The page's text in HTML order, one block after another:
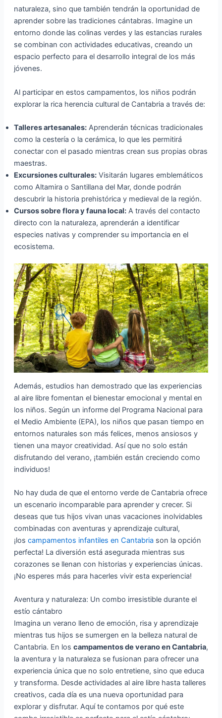
naturaleza, sino que también tendrán la oportunidad de
aprender sobre las tradiciones cántabras. Imagine un
entorno donde las colinas verdes y las estancias rurales
se combinan con actividades educativas, creando un
espacio perfecto para el desarrollo integral de los más
jóvenes.
Al participar en estos campamentos, los niños podrán
explorar la rica herencia cultural de Cantabria a través de:
Talleres artesanales:Aprenderán técnicas tradicionales
como la cestería o la cerámica, lo que les permitirá
conectar con el pasado mientras crean sus propias obras
maestras.
Excursiones culturales:Visitarán lugares emblemáticos
como Altamira o Santillana del Mar, donde podrán
descubrir la historia prehistórica y medieval de la región.
Cursos sobre flora y fauna local:A través del contacto
directo con la naturaleza, aprenderán a identificar
especies nativas y comprender su importancia en el
ecosistema.
Además, estudios han demostrado que las experiencias
al aire libre fomentan el bienestar emocional y mental en
los niños. Según un informe del Programa Nacional para
el Medio Ambiente (EPA), los niños que pasan tiempo en
entornos naturales son más felices, menos ansiosos y
tienen una mayor creatividad. Así que no solo están
disfrutando del verano, ¡también están creciendo como
individuos!
No hay duda de que el entorno verde de Cantabria ofrece
un escenario incomparable para aprender y crecer. Si
deseas que tus hijos vivan unas vacaciones inolvidables
combinadas con aventuras y aprendizaje cultural,
¡los campamentos infantiles en Cantabria son la opción
perfecta! La diversión está asegurada mientras sus
corazones se llenan con historias y experiencias únicas.
¡No esperes más para hacerles vivir esta experiencia!
Aventura y naturaleza: Un combo irresistible durante el
estío cántabro
Imagina un verano lleno de emoción, risa y aprendizaje
mientras tus hijos se sumergen en la belleza natural de
Cantabria. En los campamentos de verano en Cantabria,
la aventura y la naturaleza se fusionan para ofrecer una
experiencia única que no solo entretiene, sino que educa
y transforma. Desde actividades al aire libre hasta talleres
creativos, cada día es una nueva oportunidad para
explorar y disfrutar. Aquí te contamos por qué este